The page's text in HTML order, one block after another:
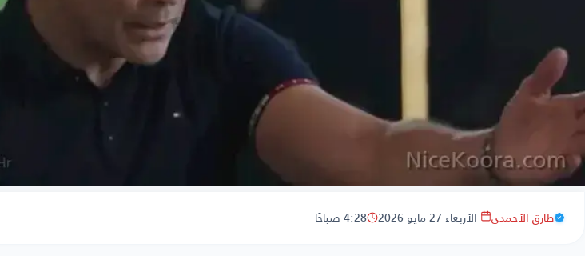
طارق الأحمدي الأربعاء 27 مايو 2026 4:28 صباحًا